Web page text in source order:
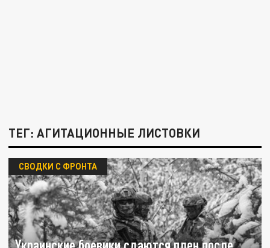
ТЕГ: АГИТАЦИОННЫЕ ЛИСТОВКИ
СВОДКИ С ФРОНТА